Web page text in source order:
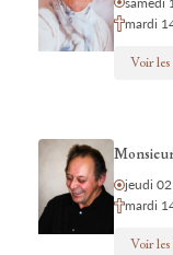
mardi
Voir
jeudi
mardi
Voir